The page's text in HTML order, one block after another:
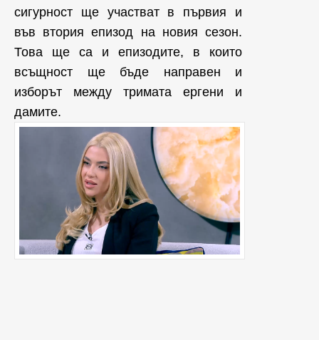
сигурност ще участват в първия и
във втория епизод на новия сезон.
Това ще са и епизодите, в които
всъщност ще бъде направен и
изборът между тримата ергени и
дамите.